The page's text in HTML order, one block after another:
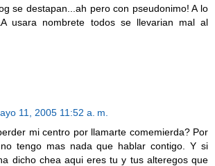
se destapan...ah pero con pseudonimo! A lo
usara nombrete todos se llevarian mal al
11, 2005 11:52 a. m.
mi centro por llamarte comemierda? Por
tengo mas nada que hablar contigo. Y si
dicho chea aqui eres tu y tus alteregos que